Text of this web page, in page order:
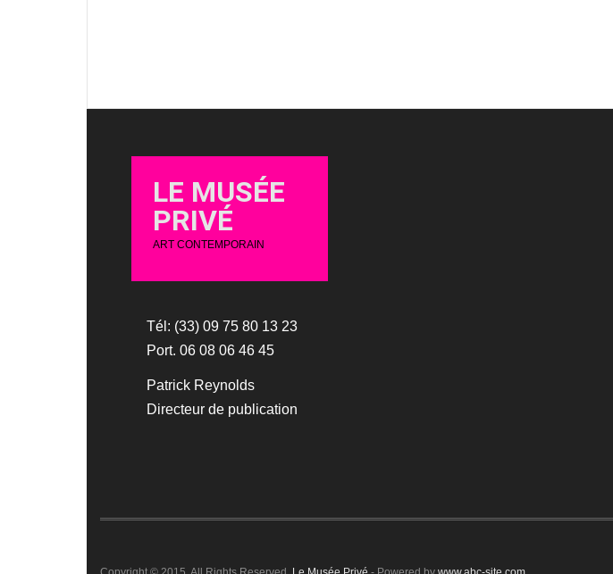
LE MUSÉE
PRIVÉ
ART CONTEMPORAIN
Tél: (33) 09 75 80 13 23
Port. 06 08 06 46 45
Patrick Reynolds
Directeur de publication